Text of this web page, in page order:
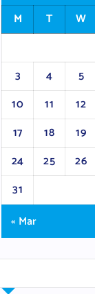
M
T W
3
4 5
10
11 12
17
18 19
24
25 26
31
« Mar